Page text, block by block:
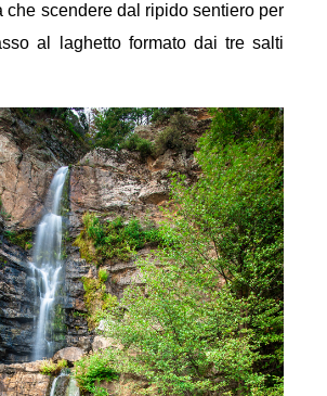
che scendere dal ripido sentiero per
al laghetto formato dai tre salti